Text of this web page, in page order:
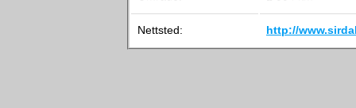
Nettsted: http://